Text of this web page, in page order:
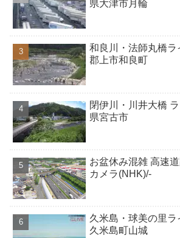
県大津市月輪
和良川・法師丸橋
郡上市和良町
閉伊川・川井大橋
県宮古市
お盆休み混雑 高速
カメラ(NHK)/-
久米島・球美の里
久米島町山城